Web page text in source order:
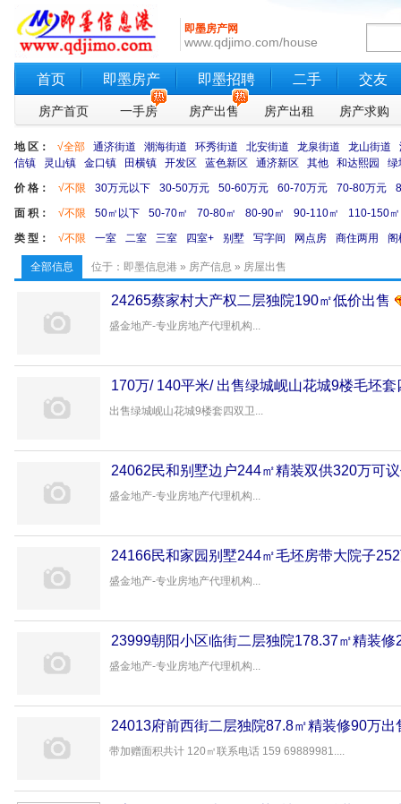
即墨房产网
www.qdjimo.com/house
首页 即墨房产 即墨招聘 二手 交友
房产首页 一手房 房产出售 房产出租 房产求购
地 区： √全部 通济街道 潮海街道 环秀街道 北安街道 龙泉街道 龙山街道
信镇
灵山镇 金口镇 田横镇 开发区 蓝色新区 通济新区 其他 和达熙园
绿
价 格：
√不限 30万元以下 30-50万元 50-60万元 60-70万元 70-80万元
面 积：
√不限 50㎡以下 50-70㎡ 70-80㎡ 80-90㎡ 90-110㎡
110-150㎡
类 型：
√不限 一室 二室 三室 四室+ 别墅 写字间 网点房 商住两用 阁
全部信息 位于： 即墨信息港 » 房产信息 » 房屋出售
24265蔡家村大产权二层独院190㎡低价出售
盛金地产-专业房地产代理机构...
170万/ 140平米/ 出售绿城岘山花城9楼毛坯套
出售绿城岘山花城9楼套四双卫...
24062民和别墅边户244㎡精装双供320万可
盛金地产-专业房地产代理机构...
24166民和家园别墅244㎡毛坯房带大院子
盛金地产-专业房地产代理机构...
23999朝阳小区临街二层独院178.37㎡精装修
盛金地产-专业房地产代理机构...
24013府前西街二层独院87.8㎡精装修90万出
带加赠面积共计 120㎡联系电话 159 69889981....